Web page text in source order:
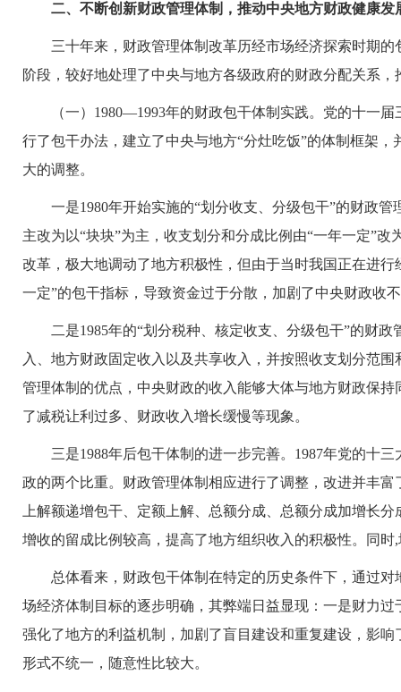
二、不断创新财政管理体制，推动中央地方财政健康发
三十年来，财政管理体制改革历经市场经济探索时期的
阶段，较好地处理了中央与地方各级政府的财政分配关系
（一）1980—1993年的财政包干体制实践。党的十一届
行了包干办法，建立了中央与地方“分灶吃饭”的体制框架
大的调整。
一是1980年开始实施的“划分收支、分级包干”的财政管
主改为以“块块”为主，收支划分和分成比例由“一年一定”
改革，极大地调动了地方积极性，但由于当时我国正在进
一定”的包干指标，导致资金过于分散，加剧了中央财政收
二是1985年的“划分税种、核定收支、分级包干”的财政
入、地方财政固定收入以及共享收入，并按照收支划分范
管理体制的优点，中央财政的收入能够大体与地方财政保
了减税让利过多、财政收入增长缓慢等现象。
三是1988年后包干体制的进一步完善。1987年党的十三
政的两个比重。财政管理体制相应进行了调整，改进并丰
上解额递增包干、定额上解、总额分成、总额分成加增长
增收的留成比例较高，提高了地方组织收入的积极性。同
总体看来，财政包干体制在特定的历史条件下，通过对
场经济体制目标的逐步明确，其弊端日益显现：一是财力
强化了地方的利益机制，加剧了盲目建设和重复建设，影
形式不统一，随意性比较大。